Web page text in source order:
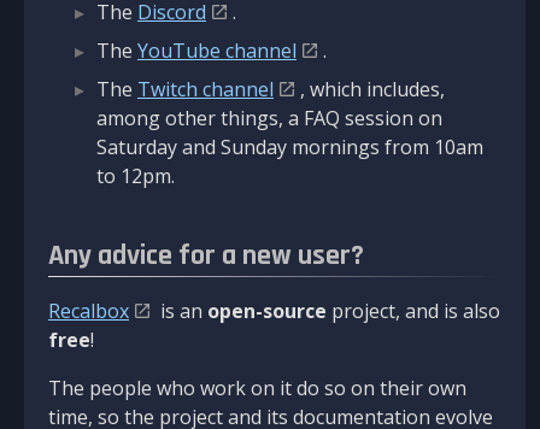
The Discord
.
The YouTube channel
.
The Twitch channel
, which includes,
among other things, a FAQ session on
Saturday and Sunday mornings from 10am
to 12pm.
Any advice for a new user?
Recalbox is an open-source project, and is also
free!
The people who work on it do so on their own
time, so the project and its documentation evolve